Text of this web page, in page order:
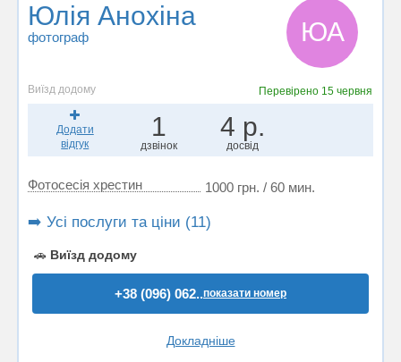
Юлія Анохіна
фотограф ЮА
Виїзд додому Перевірено 15 червня
Додати
відгук
1
дзвінок
4 р.
досвід
Фотосесія хрестин 1000 грн. / 60 мин.
➡️ Усі послуги та ціни (11)
🚗 Виїзд додому
+38 (096) 062..показати номер
Докладніше